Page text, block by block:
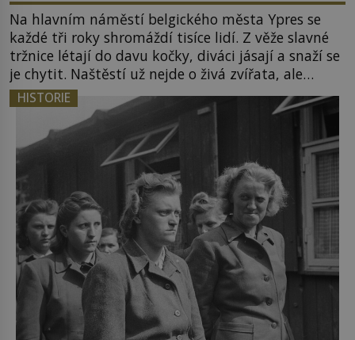
Na hlavním náměstí belgického města Ypres se
každé tři roky shromáždí tisíce lidí. Z věže slavné
tržnice létají do davu kočky, diváci jásají a snaží se
je chytit. Naštěstí už nejde o živá zvířata, ale
jenom o plyšové suvenýry. Kdysi to ale bylo jinak.
Tato veselá podívaná připomíná jeden z
nejpodivnějších a zároveň nejkrutějších zvyků […]
HISTORIE